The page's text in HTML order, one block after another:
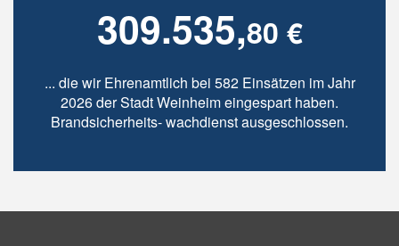
309.535,80 €
... die wir Ehrenamtlich bei 582 Einsätzen im Jahr
2026 der Stadt Weinheim eingespart haben.
Brandsicherheits- wachdienst ausgeschlossen.